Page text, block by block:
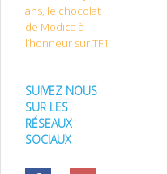
ans, le chocolat
de Modica à
l’honneur sur TF1
SUIVEZ NOUS
SUR LES
RÉSEAUX
SOCIAUX